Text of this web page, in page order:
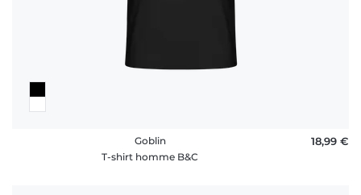
Goblin
T-shirt homme B&C
18,99 €